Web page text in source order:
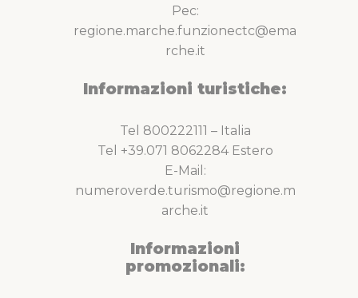
Pec:
regione.marche.funzionectc@ema
rche.it
Informazioni turistiche:
Tel 800222111 – Italia
Tel +39.071 8062284 Estero
E-Mail:
numeroverde.turismo@regione.m
arche.it
Informazioni
promozionali: